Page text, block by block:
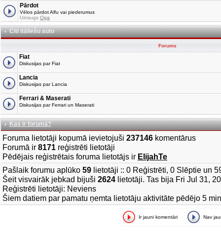
Pārdot
Vēlos pārdot Alfu vai piederumus
Uzraugs Oga
Citi itāliešu auto
Forums
Fiat
Diskusijas par Fiat
Lancia
Diskusijas par Lancia
Ferrari & Maserati
Diskusijas par Ferrari un Maserati
Kas ir forumā?
Foruma lietotāji kopumā ievietojuši 237146 komentārus
Forumā ir 8171 reģistrēti lietotāji
Pēdējais reģistrētais foruma lietotājs ir ElijahTe
Pašlaik forumu aplūko 59 lietotāji :: 0 Reģistrēti, 0 Slēptie un
Šeit visvairāk jebkad bijuši 2624 lietotāji. Tas bija Fri Jul 31,
Reģistrēti lietotāji: Neviens
Šiem datiem par pamatu ņemta lietotāju aktivitāte pēdējo 5
Ir jauni komentāri Nav